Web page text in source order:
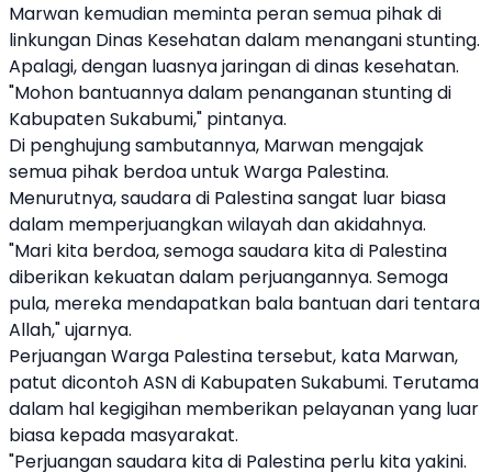
Marwan kemudian meminta peran semua pihak di
linkungan Dinas Kesehatan dalam menangani stunting.
Apalagi, dengan luasnya jaringan di dinas kesehatan.
"Mohon bantuannya dalam penanganan stunting di
Kabupaten Sukabumi," pintanya.
Di penghujung sambutannya, Marwan mengajak
semua pihak berdoa untuk Warga Palestina.
Menurutnya, saudara di Palestina sangat luar biasa
dalam memperjuangkan wilayah dan akidahnya.
"Mari kita berdoa, semoga saudara kita di Palestina
diberikan kekuatan dalam perjuangannya. Semoga
pula, mereka mendapatkan bala bantuan dari tentara
Allah," ujarnya.
Perjuangan Warga Palestina tersebut, kata Marwan,
patut dicontoh ASN di Kabupaten Sukabumi. Terutama
dalam hal kegigihan memberikan pelayanan yang luar
biasa kepada masyarakat.
"Perjuangan saudara kita di Palestina perlu kita yakini.